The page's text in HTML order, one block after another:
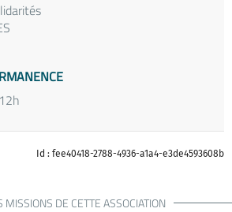
Id : fee40418-2788-4936-a1a4-e3de4593608b
MISSIONS DE CETTE ASSOCIATION